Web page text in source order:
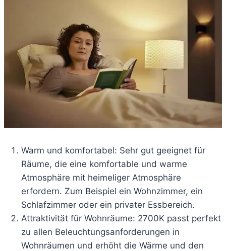
Warm und komfortabel: Sehr gut geeignet für
Räume, die eine komfortable und warme
Atmosphäre mit heimeliger Atmosphäre
erfordern. Zum Beispiel ein Wohnzimmer, ein
Schlafzimmer oder ein privater Essbereich.
Attraktivität für Wohnräume: 2700K passt perfekt
zu allen Beleuchtungsanforderungen in
Wohnräumen und erhöht die Wärme und den